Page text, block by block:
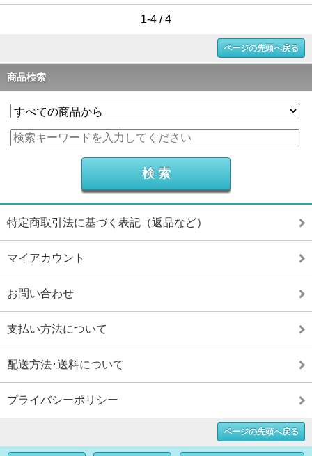
1-4 / 4
ページの先頭へ戻る
商品検索
特定商取引法に基づく表記（返品など）
マイアカウント
お問い合わせ
支払い方法について
配送方法･送料について
プライバシーポリシー
ページの先頭へ戻る